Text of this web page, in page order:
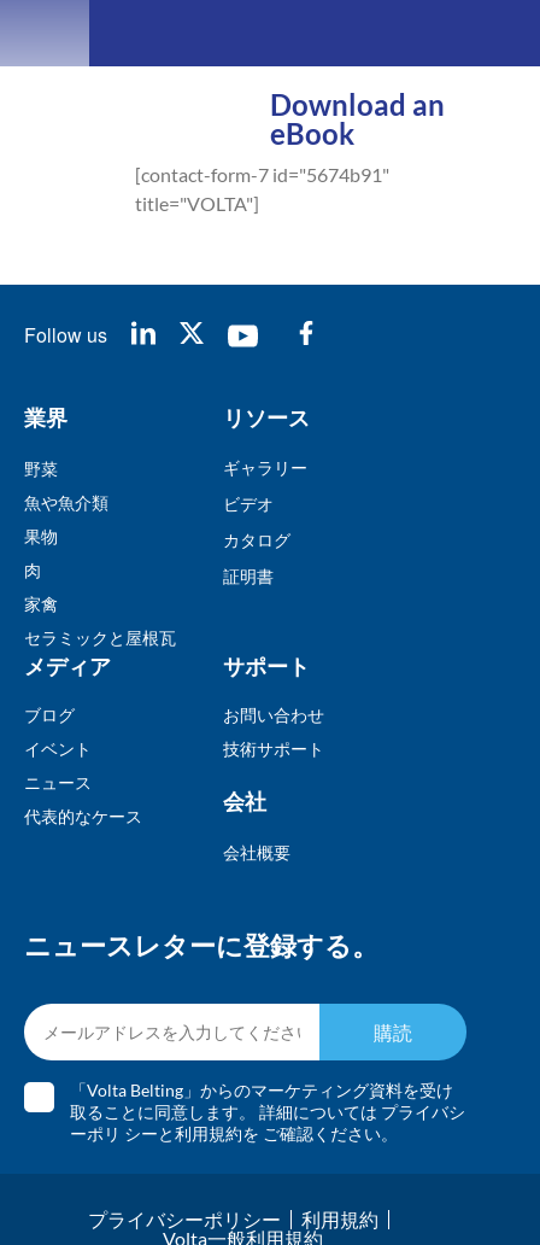
Download an
eBook
[contact-form-7 id="5674b91"
title="VOLTA"]
Follow us
業界
野菜
魚や魚介類
果物
肉
家禽
セラミックと屋根瓦
リソース
ギャラリー
ビデオ
カタログ
証明書
メディア
ブログ
イベント
ニュース
代表的なケース
サポート
お問い合わせ
技術サポート
会社
会社概要
ニュースレターに登録する。
「Volta Belting」からのマーケティング資料を受け
取ることに同意します。 詳細については プライバシ
ーポリ シーと利用規約を ご確認ください。
購読
プライバシーポリシー
利用規約
Volta一般利用規約